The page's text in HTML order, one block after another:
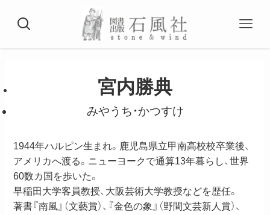
宮内勝典
みやうち・かつすけ
1944年ハルピン生まれ。鹿児島県立甲南高校校卒業後、
アメリカへ渡る。ニューヨークで通算13年暮らし、世界
60数カ国を歩いた。
早稲田大学客員教授、大阪芸術大学教授などを歴任。
著書『南風』（文藝賞）、『金色の象』（野間文芸新人賞）、